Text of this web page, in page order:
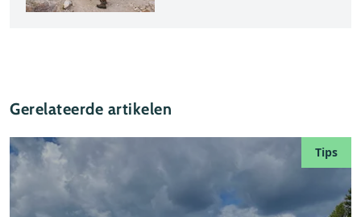
Gerelateerde artikelen
Tips